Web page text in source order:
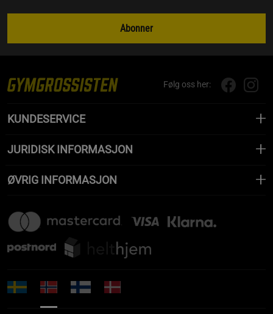
Abonner
Følg oss her:
KUNDESERVICE
JURIDISK INFORMASJON
ØVRIG INFORMASJON